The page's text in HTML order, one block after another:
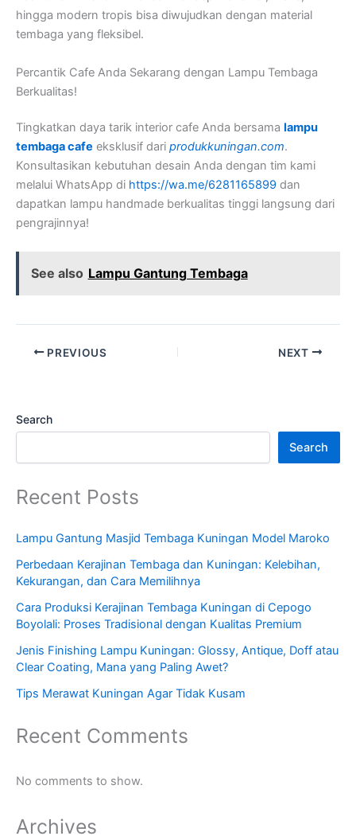
hingga modern tropis bisa diwujudkan dengan material
tembaga yang fleksibel.
Percantik Cafe Anda Sekarang dengan Lampu Tembaga
Berkualitas!
Tingkatkan daya tarik interior cafe Anda bersama lampu
tembaga cafe eksklusif dari produkkuningan.com.
Konsultasikan kebutuhan desain Anda dengan tim kami
melalui WhatsApp di https://wa.me/6281165899 dan
dapatkan lampu handmade berkualitas tinggi langsung dari
pengrajinnya!
See also Lampu Gantung Tembaga
PREVIOUS NEXT
Search
Search
Recent Posts
Lampu Gantung Masjid Tembaga Kuningan Model Maroko
Perbedaan Kerajinan Tembaga dan Kuningan: Kelebihan,
Kekurangan, dan Cara Memilihnya
Cara Produksi Kerajinan Tembaga Kuningan di Cepogo
Boyolali: Proses Tradisional dengan Kualitas Premium
Jenis Finishing Lampu Kuningan: Glossy, Antique, Doff atau
Clear Coating, Mana yang Paling Awet?
Tips Merawat Kuningan Agar Tidak Kusam
Recent Comments
No comments to show.
Archives